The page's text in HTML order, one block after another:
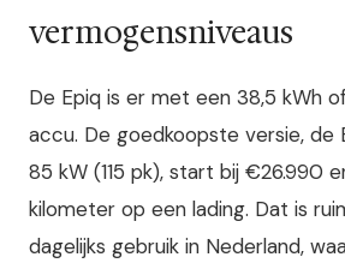
vermogensniveaus
De Epiq is er met een 38,5 kWh
accu. De goedkoopste versie, de
85 kW (115 pk), start bij €26.990
kilometer op een lading. Dat is
dagelijks gebruik in Nederland,